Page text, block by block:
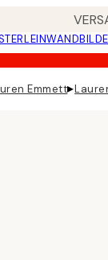
Emmett▸